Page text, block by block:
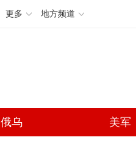
更多 地方频道
俄乌 美军